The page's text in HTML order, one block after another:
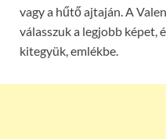
vagy a hűtő ajtaján. A
válasszuk a legjobb képet,
kitegyük, emlékbe.